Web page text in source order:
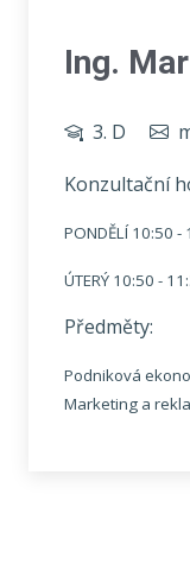
Ing.
3. D
Konzultační
PONDĚLÍ 10:50 -
ÚTERÝ 10:50 -
Předměty:
Podniková
Marketing a